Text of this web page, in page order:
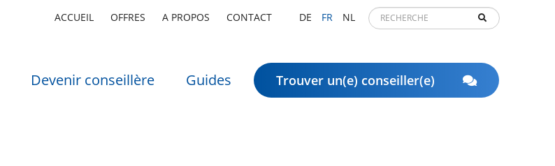
ACCUEIL OFFRES A PROPOS CONTACT DE FR NL
Devenir conseillère Guides Trouver un(e) conseiller(e)